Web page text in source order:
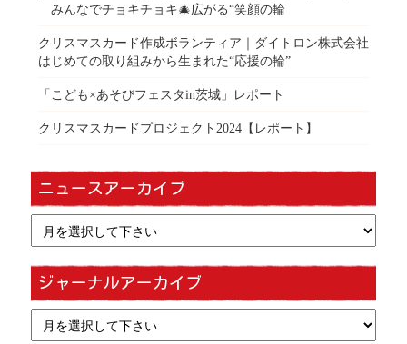
みんなでチョキチョキ🎄広がる“笑顔の輪
クリスマスカード作成ボランティア｜ダイトロン株式会社
はじめての取り組みから生まれた“応援の輪”
「こども×あそびフェスタin茨城」レポート
クリスマスカードプロジェクト2024【レポート】
ニュースアーカイブ
ジャーナルアーカイブ